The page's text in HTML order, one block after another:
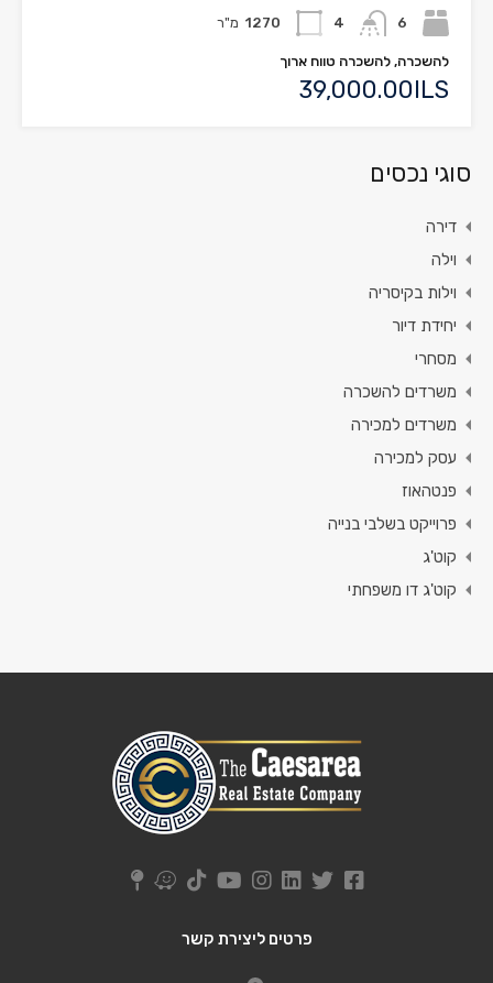
סוגי נכסים
דירה
וילה
וילות בקיסריה
יחידת דיור
מסחרי
משרדים להשכרה
משרדים למכירה
עסק למכירה
פנטהאוז
פרוייקט בשלבי בנייה
קוט'ג
קוט'ג דו משפחתי
6
4
1270 מ"ר
להשכרה, להשכרה טווח ארוך
39,000.00ILS
פרטים ליצירת קשר